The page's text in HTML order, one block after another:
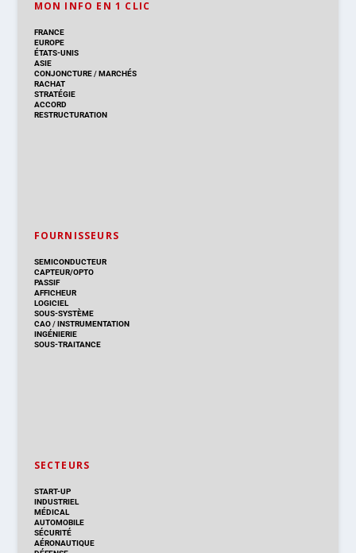
MON INFO EN 1 CLIC
FRANCE
EUROPE
ÉTATS-UNIS
ASIE
CONJONCTURE/MARCHÉS
RACHAT
STRATÉGIE
ACCORD
RESTRUCTURATION
FOURNISSEURS
SEMICONDUCTEUR
CAPTEUR/OPTO
PASSIF
AFFICHEUR
LOGICIEL
SOUS-SYSTÈME
CAO/INSTRUMENTATION
INGÉNIERIE
SOUS-TRAITANCE
SECTEURS
START-UP
INDUSTRIEL
MÉDICAL
AUTOMOBILE
SÉCURITÉ
AÉRONAUTIQUE